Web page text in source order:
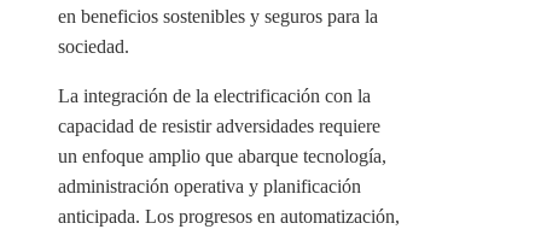
en beneficios sostenibles y seguros para la
sociedad.
La integración de la electrificación con la
capacidad de resistir adversidades requiere
un enfoque amplio que abarque tecnología,
administración operativa y planificación
anticipada. Los progresos en automatización,